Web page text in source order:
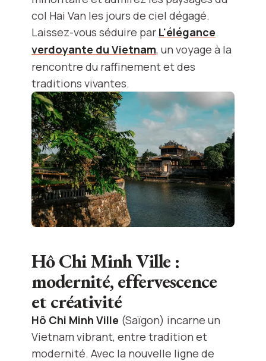
col Hai Van les jours de ciel dégagé.
Laissez-vous séduire par L'élégance
verdoyante du Vietnam, un voyage à la
rencontre du raffinement et des
traditions vivantes.
Hô Chi Minh Ville :
modernité, effervescence
et créativité
Hô Chi Minh Ville (Saïgon) incarne un
Vietnam vibrant, entre tradition et
modernité. Avec la nouvelle ligne de